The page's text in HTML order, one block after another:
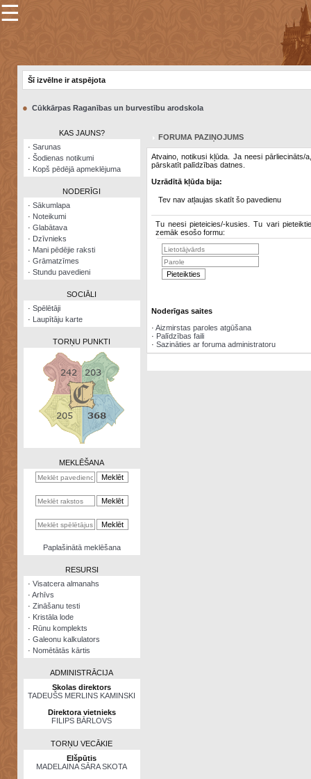
×
Šodienas
notikumi
Visatcera
almanahs
Arhīvs
Zināšanu
kalkulators
Nomētātās
☰
Šī izvēlne ir atspējota
● Cūkkārpas Raganības un burvestību arodskola
KAS JAUNS?
· Sarunas
· Šodienas notikumi
· Kopš pēdējā apmeklējuma
NODERĪGI
· Sākumlapa
· Noteikumi
· Glabātava
· Dzīvnieks
· Mani pēdējie raksti
· Grāmatzīmes
· Stundu pavedieni
SOCIĀLI
· Spēlētāji
· Laupītāju karte
TORŅU PUNKTI
MEKLĒŠANA
Paplašinātā meklēšana
RESURSI
· Visatcera almanahs
· Arhīvs
· Zināšanu testi
· Kristāla lode
· Rūnu komplekts
· Galeonu kalkulators
· Nomētātās kārtis
ADMINISTRĀCIJA
Skolas direktors
TADEUŠS MERLINS KAMINSKI
Direktora vietnieks
FILIPS BĀRLOVS
TORŅU VECĀKIE
Elšpūtis
MADELAINA SĀRA SKOTA
FORUMA PAZIŅOJUMS
Atvaino, notikusi kļūda. Ja neesi pārliecināts/
pārskatīt palīdzības datnes.
Uzrādītā kļūda bija:
Tev nav atļaujas skatīt šo pavedienu
Tu neesi pieteicies/-kusies. Tu vari
zemāk esošo formu:
Noderīgas saites
· Aizmirstas paroles atgūšana
· Palīdzības faili
· Sazināties ar foruma administratoru